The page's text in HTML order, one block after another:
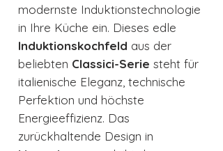
modernste Induktionstechnologie
in Ihre Küche ein. Dieses edle
Induktionskochfeld aus der
beliebten Classici-Serie steht für
italienische Eleganz, technische
Perfektion und höchste
Energieeffizienz. Das
zurückhaltende Design in